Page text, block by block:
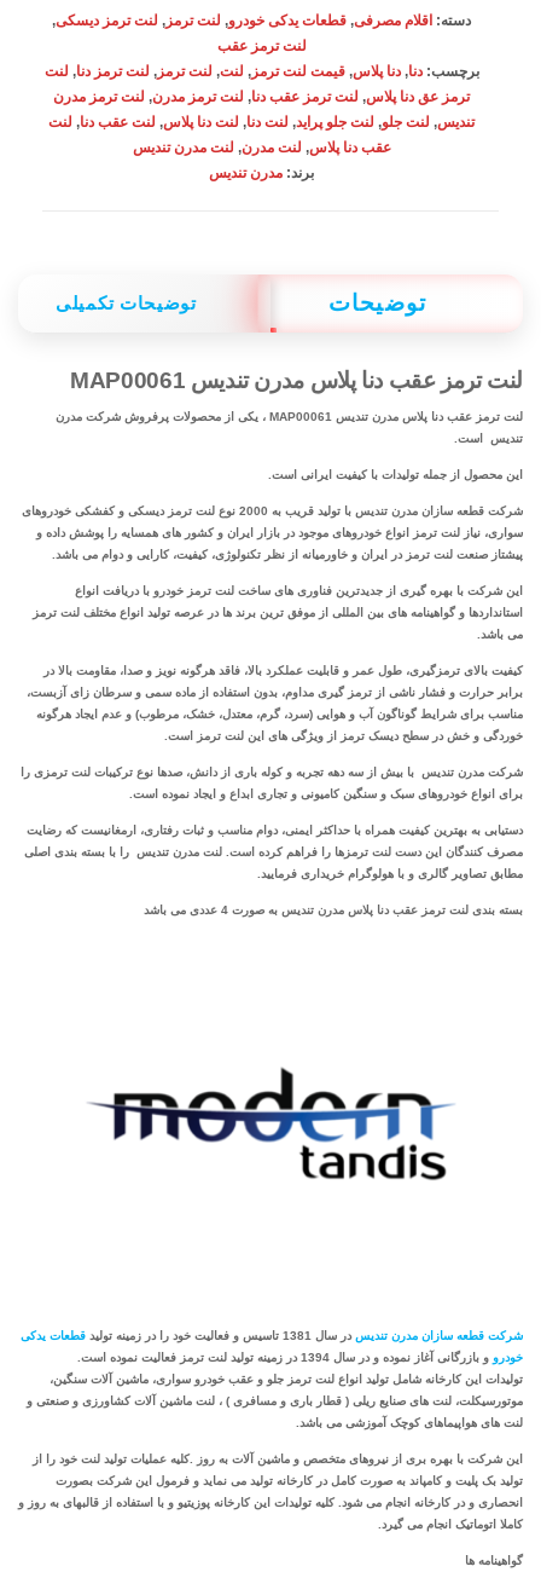
تندیس
عدد
دسته: اقلام مصرفی, قطعات یدکی خودرو, لنت ترمز , لنت ترمز دیسکی,
لنت ترمز عقب
برچسب:دنا,دنا پلاس,قیمت لنت ترمز, لنت, لنت ترمز, لنت ترمز دنا, لنت
ترمز عق دنا پلاس, لنت ترمز عقب دنا, لنت ترمز مدرن, لنت ترمز مدرن
تندیس, لنت جلو, لنت جلو پراید, لنت دنا, لنت دنا پلاس, لنت عقب دنا, لنت
عقب دنا پلاس, لنت مدرن, لنت مدرن تندیس
برند: مدرن تندیس
توضیحات توضیحات تکمیلی
لنت ترمز عقب دنا پلاس مدرن تندیس MAP00061
لنت ترمز عقب دنا پلاس مدرن تندیس MAP00061 ، یکی از محصولات پرفروش شرکت مدرن
تندیس است.
این محصول از جمله تولیدات با کیفیت ایرانی است.
شرکت قطعه سازان مدرن تندیس با تولید قریب به 2000 نوع لنت ترمز دیسکی و کفشکی خودروهای
سواری، نیاز لنت ترمز انواع خودروهای موجود در بازار ایران و کشور های همسایه را پوشش داده و
پیشتاز صنعت لنت ترمز در ایران و خاورمیانه از نظر تکنولوژی، کیفیت، کارایی و دوام می باشد.
این شرکت با بهره‌ گیری از جدیدترین‌ فناوری‌ های ساخت لنت ترمز خودرو با دریافت انواع
استانداردها و گواهینامه‌ های بین ‌المللی از موفق ترین برند ها در عرصه تولید انواع مختلف لنت ترمز
می باشد.
کیفیت بالای ترمزگیری، طول عمر و قابلیت عملکرد بالا، فاقد هرگونه نویز و صدا، مقاومت بالا در
برابر حرارت و فشار ناشی از ترمز گیری مداوم، بدون استفاده از ماده سمی و سرطان زای آزبست،
مناسب برای شرایط گوناگون آب و هوایی (سرد، گرم، معتدل، خشک، مرطوب) و عدم ایجاد هرگونه
خوردگی و خش در سطح دیسک ترمز از ویژگی های این لنت ترمز است.
شرکت مدرن تندیس با بیش از سه دهه تجربه و کوله باری از دانش، صدها نوع ترکیبات لنت ترمزی را
برای انواع خودروهای سبک و سنگین کامیونی و تجاری ابداع و ایجاد نموده است.
دستیابی به بهترین کیفیت همراه با حداکثر ایمنی، دوام مناسب و ثبات رفتاری، ارمغانیست که رضایت
مصرف کنندگان این دست لنت ترمزها را فراهم کرده است. لنت مدرن تندیس را با بسته بندی اصلی
مطابق تصاویر گالری و با هولوگرام خریداری فرمایید.
بسته بندی لنت ترمز عقب دنا پلاس مدرن تندیس به صورت 4 عددی می باشد
شرکت قطعه سازان مدرن تندیسدر سال 1381 تاسیس و فعالیت خود را در زمینه تولید
قطعات یدکی
خودرو و بازرگانی آغاز نموده و در سال 1394 در زمینه تولید لنت ترمز فعالیت نموده است.
تولیدات این کارخانه شامل تولید انواع لنت ترمز جلو و عقب خودرو سواری، ماشین آلات سنگین،
موتورسیکلت، لنت های صنایع ریلی ( قطار باری و مسافری ) ، لنت ماشین آلات کشاورزی و صنعتی و
لنت های هواپیماهای کوچک آموزشی می باشد.
این شرکت با بهره بری از نیروهای متخصص و ماشین آلات به روز .کلیه عملیات تولید لنت خود را از
تولید بک پلیت و کامپاند به صورت کامل در کارخانه تولید می نماید و فرمول این شرکت بصورت
انحصاری و در کارخانه انجام می شود. کلیه تولیدات این کارخانه پوزیتیو و با استفاده از قالبهای به روز و
کاملا اتوماتیک انجام می گیرد.
گواهینامه ها